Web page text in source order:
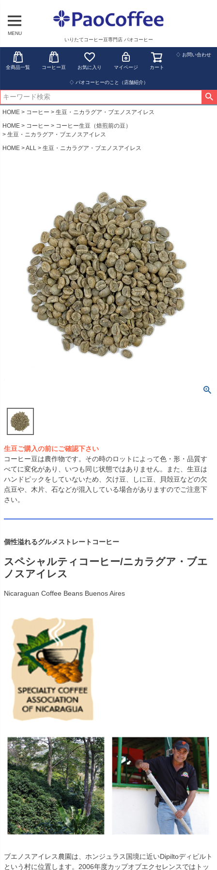
MENU
いりたてコーヒー豆専門店 パオコーヒー
全商品一覧 コーヒー豆 お気に入り マイページ カート
♢ お問い合わせ
♢ パオコーヒーのこと（店舗紹介）
HOME コーヒー
生豆・ニカラグア・ブエノスアイレス
HOME
コーヒー
コーヒー生豆（焙煎前の豆）
生豆・ニカラグア・ブエノスアイレス
HOME
ALL 生豆・ニカラグア・ブエノスアイレス
生豆ご購入の前にご確認下さい
コーヒー豆は農作物です。その時のロットによって色・形・品質す
べてに変化があり、いつも同じ状態ではありません。また、生豆は
ハンドピックをしていないため、欠け豆、しに豆、貝殻豆などの欠
点豆や、木片、石などが混入している場合がありますのでご注意下
さい。
個性溢れるグルメストレートコーヒー
スペシャルティコーヒー/ニカラグア・ブエ
ノスアイレス
Nicaraguan Coffee Beans Buenos Aires
ブエノスアイレス農園は、ホンジュラス国境に近いDipiltoディピルト
という村に位置します。2006年度カップオブエクセレンスではトッ